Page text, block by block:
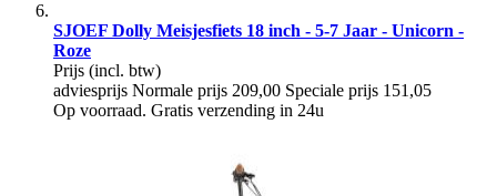
SJOEF Dolly Meisjesfiets 18 inch - 5-7 Jaar - Unicorn -
Roze
Prijs (incl. btw)
adviesprijs Normale prijs 209,00 Speciale prijs 151,05
Op voorraad. Gratis verzending in 24u